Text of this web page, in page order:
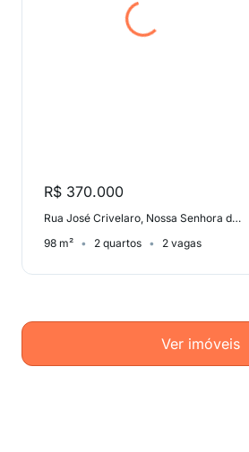
R$ 370.000
Rua José Crivelaro, Nossa Senhora das Dores
98 m²
2 quartos 2 vagas
Ver imóveis